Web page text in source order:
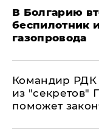
В Болгарию
беспилотник
газопровода
Командир РДК
из "секретов"
поможет